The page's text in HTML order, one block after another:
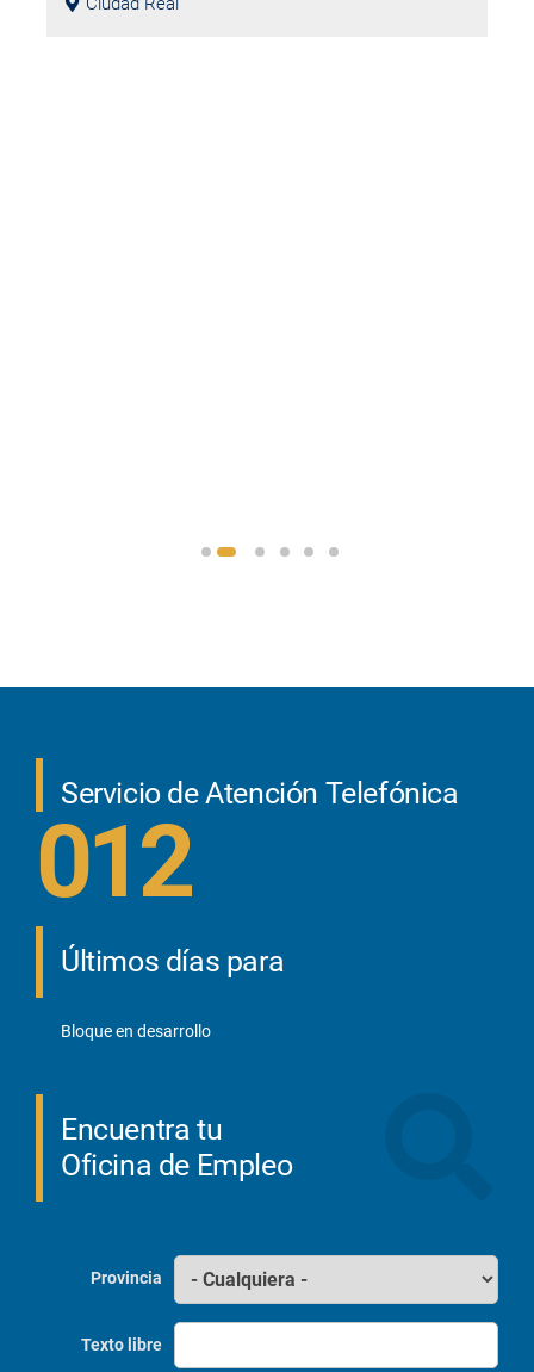
Servicio de Atención Telefónica
012
Últimos días para
Bloque en desarrollo
Encuentra tu
Oficina de Empleo
Provincia
Texto libre